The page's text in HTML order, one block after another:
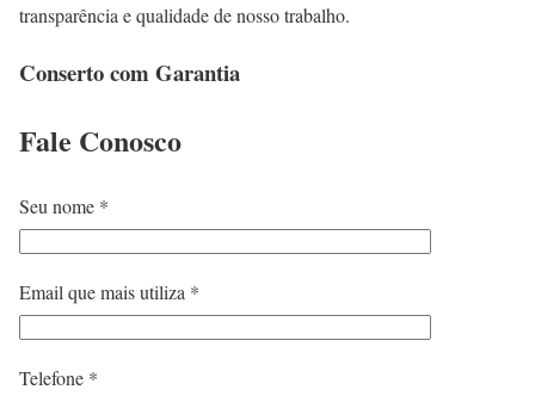
transparência e qualidade de nosso trabalho.
Conserto com Garantia
Fale Conosco
Seu nome *
Email que mais utiliza *
Telefone *